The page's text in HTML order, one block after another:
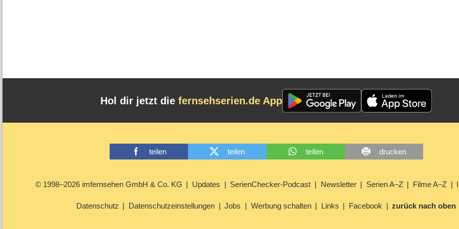
Hol dir jetzt die fernsehserien.de App
teilen teilen teilen drucken
© 1998–2026 imfernsehen GmbH & Co. KG Updates SerienChecker-Podcast Newsletter Serien A–Z Filme A–Z
Datenschutz Datenschutzeinstellungen Jobs Werbung schalten Links Facebook zurück nach oben